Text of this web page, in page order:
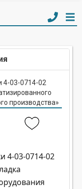
4-03-0714-02